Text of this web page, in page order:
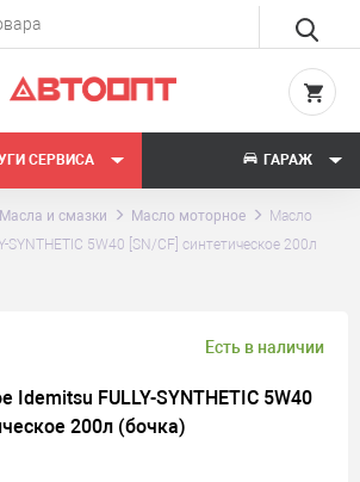
СЕРВИСА ГАРАЖ
Масла и смазки Масло моторное
Масло
SYNTHETIC 5W40 [SN/CF] синтетическое 200л
Есть в наличии
Idemitsu FULLY-SYNTHETIC 5W40
200л (бочка)